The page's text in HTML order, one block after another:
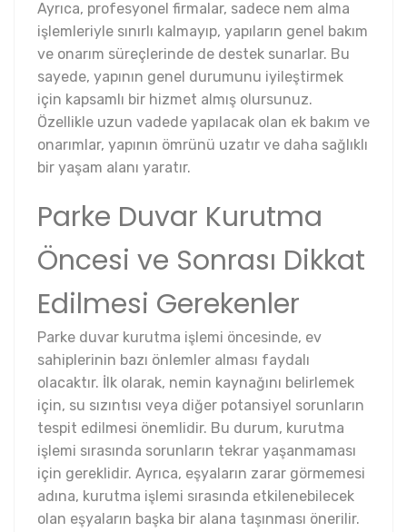
Ayrıca, profesyonel firmalar, sadece nem alma
işlemleriyle sınırlı kalmayıp, yapıların genel bakım
ve onarım süreçlerinde de destek sunarlar. Bu
sayede, yapının genel durumunu iyileştirmek
için kapsamlı bir hizmet almış olursunuz.
Özellikle uzun vadede yapılacak olan ek bakım ve
onarımlar, yapının ömrünü uzatır ve daha sağlıklı
bir yaşam alanı yaratır.
Parke Duvar Kurutma
Öncesi ve Sonrası Dikkat
Edilmesi Gerekenler
Parke duvar kurutma işlemi öncesinde, ev
sahiplerinin bazı önlemler alması faydalı
olacaktır. İlk olarak, nemin kaynağını belirlemek
için, su sızıntısı veya diğer potansiyel sorunların
tespit edilmesi önemlidir. Bu durum, kurutma
işlemi sırasında sorunların tekrar yaşanmaması
için gereklidir. Ayrıca, eşyaların zarar görmemesi
adına, kurutma işlemi sırasında etkilenebilecek
olan eşyaların başka bir alana taşınması önerilir.